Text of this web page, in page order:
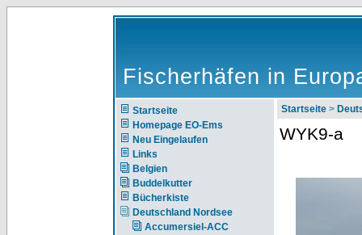
Fischerhäfen in
Startseite
Homepage EO-Ems
Neu Eingelaufen
Links
Belgien
Buddelkutter
Bücherkiste
Deutschland Nordsee
Accumersiel-ACC
Startseite >
WYK9-a